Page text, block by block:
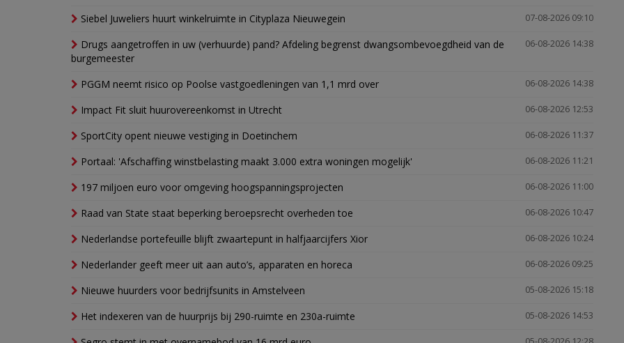
07-08-2026 09:10
Siebel Juweliers huurt winkelruimte in Cityplaza Nieuwegein
06-08-2026 14:38
Drugs aangetroffen in uw (verhuurde) pand? Afdeling begrenst dwangsombevoegdheid van de
burgemeester
06-08-2026 14:38
PGGM neemt risico op Poolse vastgoedleningen van 1,1 mrd over
06-08-2026 12:53
Impact Fit sluit huurovereenkomst in Utrecht
06-08-2026 11:37
SportCity opent nieuwe vestiging in Doetinchem
06-08-2026 11:21
Portaal: 'Afschaffing winstbelasting maakt 3.000 extra woningen mogelijk'
06-08-2026 11:00
197 miljoen euro voor omgeving hoogspanningsprojecten
06-08-2026 10:47
Raad van State staat beperking beroepsrecht overheden toe
06-08-2026 10:24
Nederlandse portefeuille blijft zwaartepunt in halfjaarcijfers Xior
06-08-2026 09:25
Nederlander geeft meer uit aan auto’s, apparaten en horeca
05-08-2026 15:18
Nieuwe huurders voor bedrijfsunits in Amstelveen
05-08-2026 14:53
Het indexeren van de huurprijs bij 290-ruimte en 230a-ruimte